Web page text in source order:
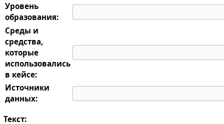
Уровень
образования:
Среды и
средства,
которые
использовались
в кейсе:
Источники
данных:
Текст: